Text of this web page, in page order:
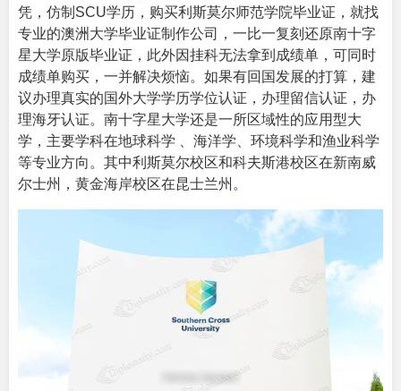
凭，仿制SCU学历，购买利斯莫尔师范学院毕业证，就找
专业的澳洲大学毕业证制作公司，一比一复刻还原南十字
星大学原版毕业证，此外因挂科无法拿到成绩单，可同时
成绩单购买，一并解决烦恼。如果有回国发展的打算，建
议办理真实的国外大学学历学位认证，办理留信认证，办
理海牙认证。南十字星大学还是一所区域性的应用型大
学，主要学科在地球科学 、海洋学、环境科学和渔业科学
等专业方向。其中利斯莫尔校区和科夫斯港校区在新南威
尔士州，黄金海岸校区在昆士兰州。